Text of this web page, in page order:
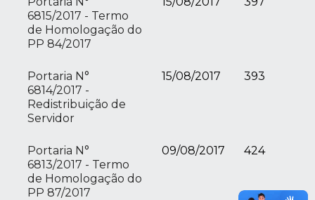
6815/2017 - Termo
de Homologação do
PP 84/2017
Portaria N°
6814/2017 -
Redistribuição de
Servidor
15/08/2017 393
Portaria N°
6813/2017 - Termo
de Homologação do
PP 87/2017
09/08/2017 424